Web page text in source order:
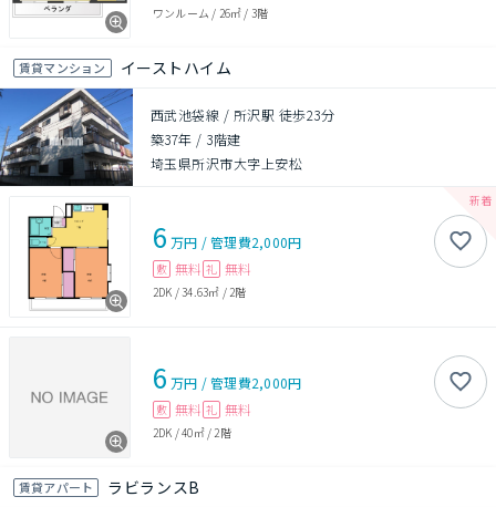
ワンルーム / 26㎡ / 3階
賃貸マンション イーストハイム
西武池袋線 / 所沢駅 徒歩23分
築37年 / 3階建
埼玉県所沢市大字上安松
6 万円 /管理費2,000円
敷 無料 礼 無料
2DK /34.63㎡ / 2階
6 万円 /管理費2,000円
敷 無料 礼 無料
2DK /40㎡/ 2階
賃貸アパート ラビランスB